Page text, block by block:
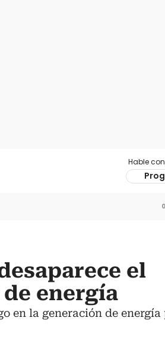
Hable
el
energía
en la generación de